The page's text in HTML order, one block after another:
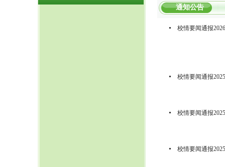
通知公告
校情要闻通报
校情要闻通报
校情要闻通报
校情要闻通报